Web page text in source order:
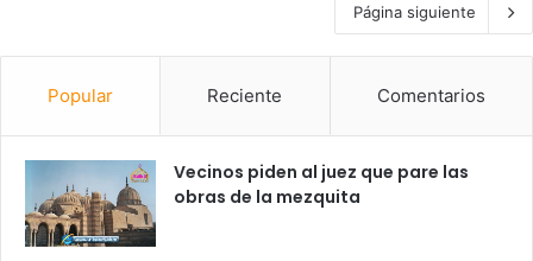
Página siguiente
Popular Reciente Comentarios
Vecinos piden al juez que pare las
obras de la mezquita